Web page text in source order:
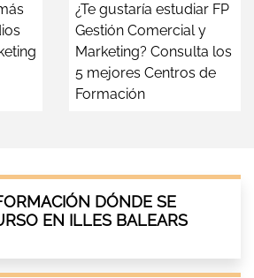
¿Te gustaría estudiar FP
Gestión Comercial y
Marketing? Consulta los
5 mejores Centros de
Formación
DÓNDE SE
EN ILLES BALEARS